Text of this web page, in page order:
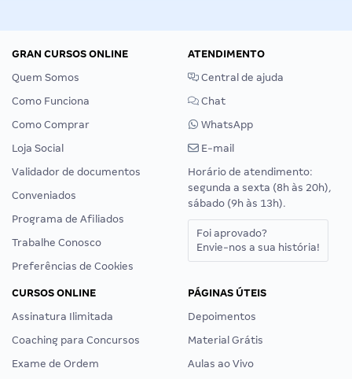
GRAN CURSOS ONLINE
Quem Somos
Como Funciona
Como Comprar
Loja Social
Validador de documentos
Conveniados
Programa de Afiliados
Trabalhe Conosco
Preferências de Cookies
ATENDIMENTO
Central de ajuda
Chat
WhatsApp
E-mail
Horário de atendimento:
segunda a sexta (8h às 20h),
sábado (9h às 13h).
Foi aprovado?
Envie-nos a sua história!
CURSOS ONLINE
Assinatura Ilimitada
Coaching para Concursos
Exame de Ordem
PÁGINAS ÚTEIS
Depoimentos
Material Grátis
Aulas ao Vivo